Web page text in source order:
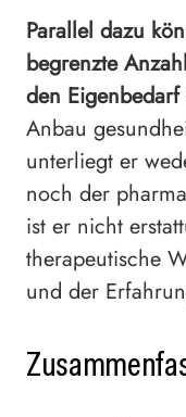
Parallel dazu
begrenzte
den
Anbau
unterliegt er
noch der
ist er nicht
therapeutische
und der